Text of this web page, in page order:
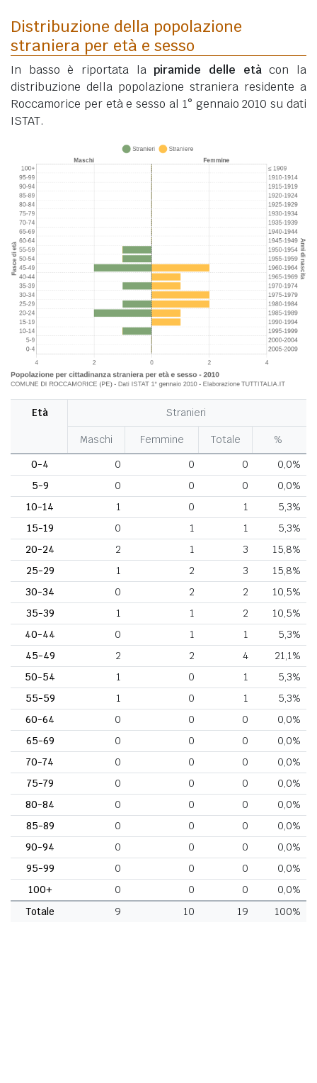
Distribuzione della popolazione
straniera per età e sesso
In basso è riportata lapiramide delle etàcon la
distribuzione della popolazione straniera residente a
Roccamorice per età e sesso al 1° gennaio 2010 su dati
ISTAT.
Età Stranieri
Maschi Femmine Totale
%
0-4
0 0 0
0,0%
5-9
0 0 0
0,0%
10-14
1 0 1
5,3%
15-19
0 1 1
5,3%
20-24
2 1 3
15,8%
25-29
1 2 3
15,8%
30-34
0 2 2
10,5%
35-39
1 1 2
10,5%
40-44
0 1 1
5,3%
45-49
2 2 4
21,1%
50-54
1 0 1
5,3%
55-59
1 0 1
5,3%
60-64
0 0 0
0,0%
65-69
0 0 0
0,0%
70-74
0 0 0
0,0%
75-79
0 0 0
0,0%
80-84
0 0 0
0,0%
85-89
0 0 0
0,0%
90-94
0 0 0
0,0%
95-99
0 0 0
0,0%
100+
0 0 0
0,0%
Totale
9 10 19 100%